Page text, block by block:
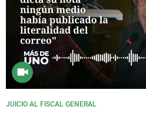
JUICIO AL FISCAL GENERAL